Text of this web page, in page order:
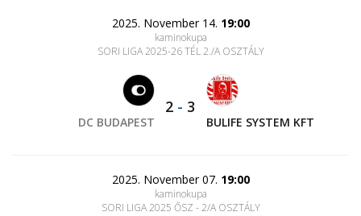
2025. November 14. 19:00
kaminokupa
SORI LIGA 2025-26 TÉL 2./A OSZTÁLY
DC BUDAPEST
2 - 3
BULIFE SYSTEM KFT
2025. November 07. 19:00
kaminokupa
SORI LIGA 2025 ŐSZ - 2/A OSZTÁLY